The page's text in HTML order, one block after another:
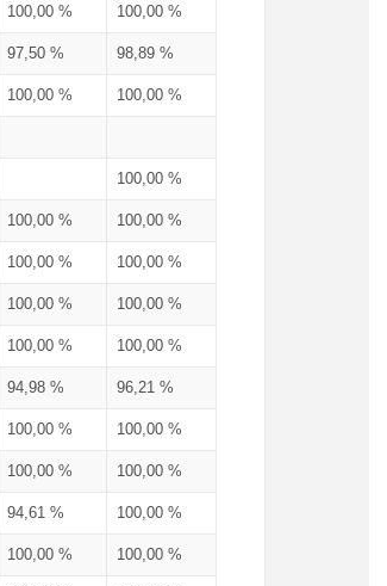
100,00 % 100,00 %
97,50 % 98,89 %
100,00 % 100,00 %
100,00 %
100,00 % 100,00 %
100,00 % 100,00 %
100,00 % 100,00 %
100,00 % 100,00 %
94,98 % 96,21 %
100,00 % 100,00 %
100,00 % 100,00 %
94,61 % 100,00 %
100,00 % 100,00 %